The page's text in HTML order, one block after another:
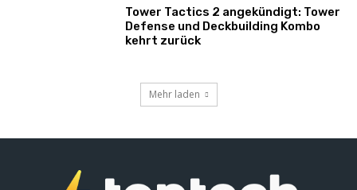
Tower Tactics 2 angekündigt: Tower
Defense und Deckbuilding Kombo
kehrt zurück
Mehr laden